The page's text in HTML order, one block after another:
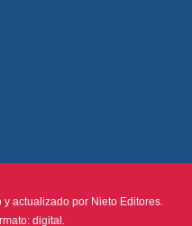
actualizado por Nieto Editores.
digital.